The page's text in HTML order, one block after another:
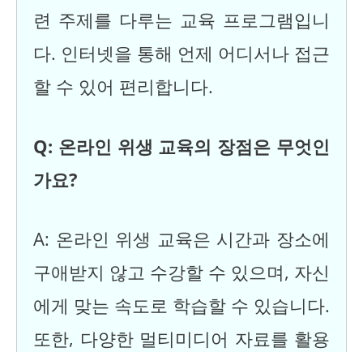
련 주제를 다루는 교육 프로그램입니
다. 인터넷을 통해 언제 어디서나 접근
할 수 있어 편리합니다.
Q: 온라인 위생 교육의 장점은 무엇인
가요?
A: 온라인 위생 교육은 시간과 장소에
구애받지 않고 수강할 수 있으며, 자신
에게 맞는 속도로 학습할 수 있습니다.
또한, 다양한 멀티미디어 자료를 활용